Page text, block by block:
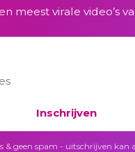
meest virale video’s
Inschrijven
& geen spam - uitschrijven kan